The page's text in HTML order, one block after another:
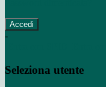
-
Seleziona utente